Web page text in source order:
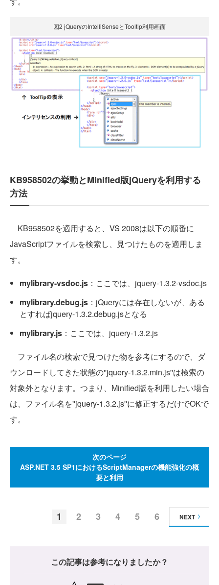
図2 jQueryのIntelliSenseとTooltip利用画面
KB958502の挙動とMinified版jQueryを利用する
方法
KB958502を適用すると、VS 2008は以下の順番に
JavaScriptファイルを検索し、見つけたものを適用しま
す。
mylibrary-vsdoc.js ：ここでは、jquery-1.3.2-vsdoc.js
mylibrary.debug.js ：jQueryには存在しないが、ある
とすればjquery-1.3.2.debug.jsとなる
mylibrary.js ：ここでは、jquery-1.3.2.js
ファイル名の検索で見つけた物を参考にするので、ダ
ウンロードしてきた状態の''jquery-1.3.2.min.js''は検索の
対象外となります。つまり、Minified版を利用したい場合
は、ファイル名を''jquery-1.3.2.js''に修正するだけでOKで
す。
次のページ
ASP.NET 3.5 SP1におけるScriptManagerの機能強化の概
要と利用
1 2 3 4 5 6 NEXT
この記事は参考になりましたか？